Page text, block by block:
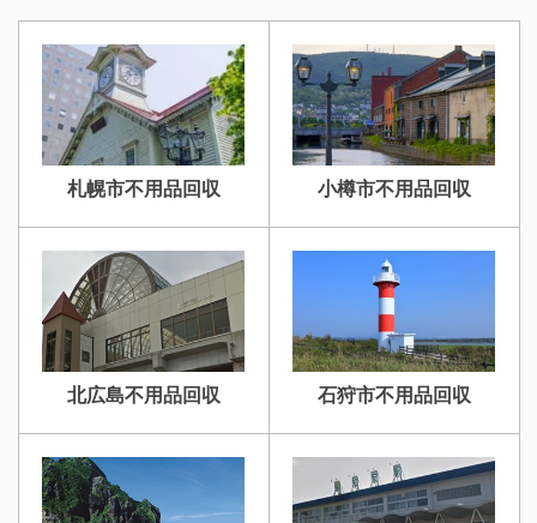
札幌市不用品回収 小樽市不用品回収
北広島不用品回収 石狩市不用品回収